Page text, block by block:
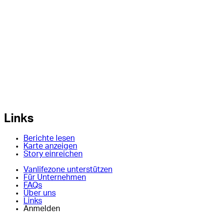
Links
Berichte lesen
Karte anzeigen
Story einreichen
Vanlifezone unterstützen
Für Unternehmen
FAQs
Über uns
Links
Anmelden